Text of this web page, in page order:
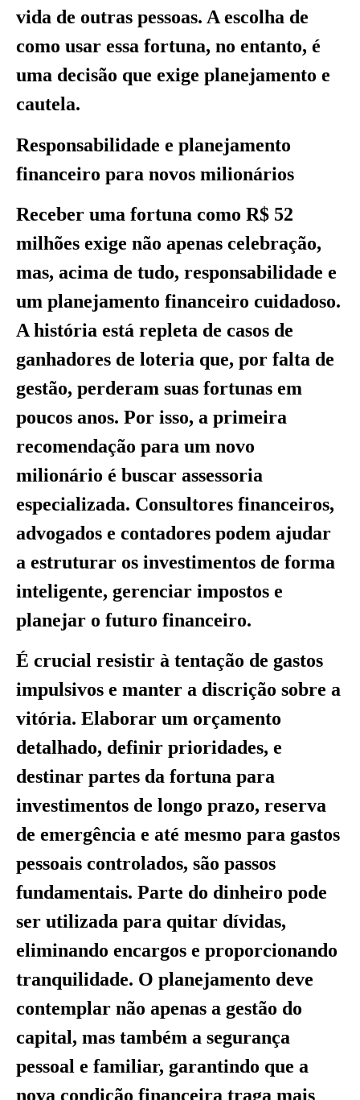
vida de outras pessoas. A escolha de
como usar essa fortuna, no entanto, é
uma decisão que exige planejamento e
cautela.
Responsabilidade e planejamento
financeiro para novos milionários
Receber uma fortuna como R$ 52
milhões exige não apenas celebração,
mas, acima de tudo, responsabilidade e
um planejamento financeiro cuidadoso.
A história está repleta de casos de
ganhadores de loteria que, por falta de
gestão, perderam suas fortunas em
poucos anos. Por isso, a primeira
recomendação para um novo
milionário é buscar assessoria
especializada. Consultores financeiros,
advogados e contadores podem ajudar
a estruturar os investimentos de forma
inteligente, gerenciar impostos e
planejar o futuro financeiro.
É crucial resistir à tentação de gastos
impulsivos e manter a discrição sobre a
vitória. Elaborar um orçamento
detalhado, definir prioridades, e
destinar partes da fortuna para
investimentos de longo prazo, reserva
de emergência e até mesmo para gastos
pessoais controlados, são passos
fundamentais. Parte do dinheiro pode
ser utilizada para quitar dívidas,
eliminando encargos e proporcionando
tranquilidade. O planejamento deve
contemplar não apenas a gestão do
capital, mas também a segurança
pessoal e familiar, garantindo que a
nova condição financeira traga mais